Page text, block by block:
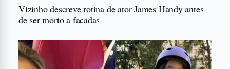
Vizinho descreve rotina de ator James Handy antes
de ser morto a facadas